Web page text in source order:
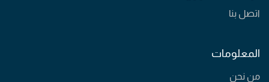
اتصل بنا
المعلومات
من نحن